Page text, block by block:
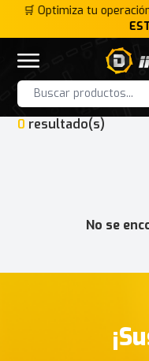
🛒 Optimiza tu
Open menu
Inti
HOME INTERFACE
Products
0 resultado(s)
No se